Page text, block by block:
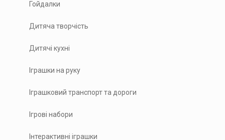
Гойдалки
Дитяча творчість
Дитячі кухні
Іграшки на руку
Іграшковий транспорт та дороги
Ігрові набори
Інтерактивні іграшки